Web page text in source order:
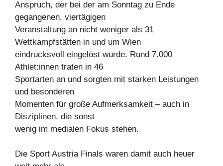
Anspruch, der bei der am Sonntag zu Ende
gegangenen, viertägigen
Veranstaltung an nicht weniger als 31
Wettkampfstätten in und um Wien
eindrucksvoll eingelöst wurde. Rund 7.000
Athlet:innen traten in 46
Sportarten an und sorgten mit starken Leistungen
und besonderen
Momenten für große Aufmerksamkeit – auch in
Disziplinen, die sonst
wenig im medialen Fokus stehen.
Die Sport Austria Finals waren damit auch heuer